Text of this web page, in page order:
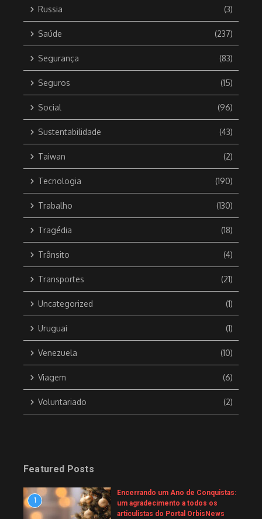
Russia (3)
Saúde (237)
Segurança (83)
Seguros (15)
Social (96)
Sustentabilidade (43)
Taiwan (2)
Tecnologia (190)
Trabalho (130)
Tragédia (18)
Trânsito (4)
Transportes (21)
Uncategorized (1)
Uruguai (1)
Venezuela (10)
Viagem (6)
Voluntariado (2)
Featured Posts
1
Encerrando um Ano de Conquistas:
um agradecimento a todos os
articulistas do Portal OrbisNews